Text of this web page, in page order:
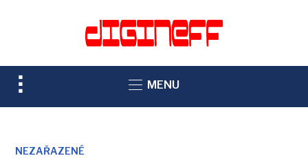
TOGGLE
SIDEBAR
NAVIGATION
MENU
NEZAŘAZENÉ